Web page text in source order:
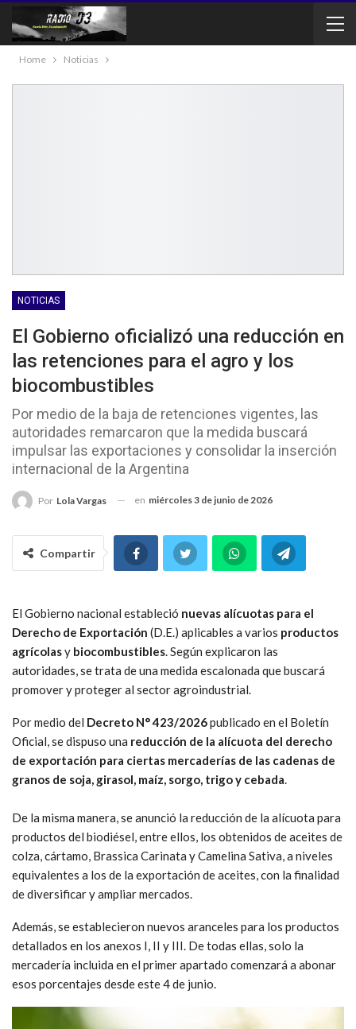
Home Noticias
NOTICIAS
El Gobierno oficializó una reducción en
las retenciones para el agro y los
biocombustibles
Por medio de la baja de retenciones vigentes, las
autoridades remarcaron que la medida buscará
impulsar las exportaciones y consolidar la inserción
internacional de la Argentina
Por Lola Vargas en miércoles 3 de junio de 2026
Compartir
El Gobierno nacional estableció nuevas alícuotas para el
Derecho de Exportación (D.E.) aplicables a varios productos
agrícolasy biocombustibles. Según explicaron las
autoridades, se trata de una medida escalonada que buscará
promover y proteger al sector agroindustrial.
Por medio del Decreto N° 423/2026publicado en el Boletín
Oficial, se dispuso una reducción de la alícuota del derecho
de exportación para ciertas mercaderías de las cadenas de
granos de soja, girasol, maíz, sorgo, trigo y cebada.
De la misma manera, se anunció la reducción de la alícuota para
productos del biodiésel, entre ellos, los obtenidos de aceites de
colza, cártamo, Brassica Carinata y Camelina Sativa, a niveles
equivalentes a los de la exportación de aceites, con la finalidad
de diversificar y ampliar mercados.
Además, se establecieron nuevos aranceles para los productos
detallados en los anexos I, II y III. De todas ellas, solo la
mercadería incluida en el primer apartado comenzará a abonar
esos porcentajes desde este 4 de junio.